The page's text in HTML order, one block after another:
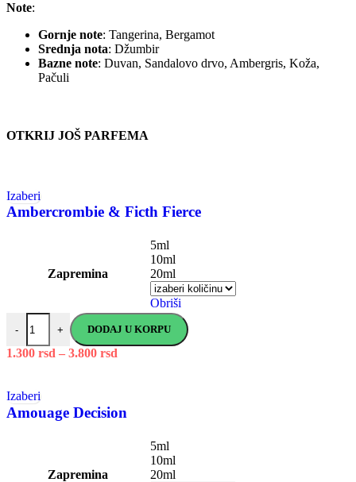
Note:
Gornje note: Tangerina, Bergamot
Srednja nota: Džumbir
Bazne note: Duvan, Sandalovo drvo, Ambergris, Koža,
Pačuli
OTKRIJ JOŠ PARFEMA
Izaberi
Ambercrombie & Ficth Fierce
Zapremina
5ml
10ml
20ml
Obriši
- + DODAJ U KORPU
1.300 rsd – 3.800 rsd
Izaberi
Amouage Decision
Zapremina
5ml
10ml
20ml